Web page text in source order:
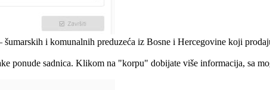
i komunalnih preduzeća iz Bosne i Hercegovine koji
sadnica. Klikom na "korpu" dobijate više informacija, sa